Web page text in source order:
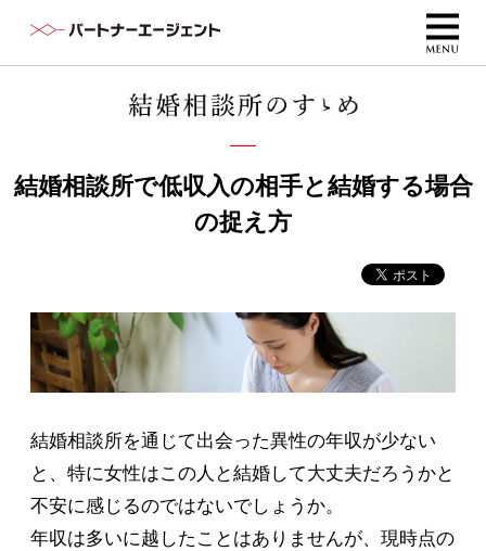
結婚相談所で低収入の相手と結婚する場合
の捉え方
結婚相談所を通じて出会った異性の年収が少ない
と、特に女性はこの人と結婚して大丈夫だろうかと
不安に感じるのではないでしょうか。
年収は多いに越したことはありませんが、現時点の